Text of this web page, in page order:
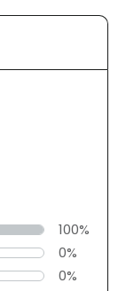
100%
0%
0%